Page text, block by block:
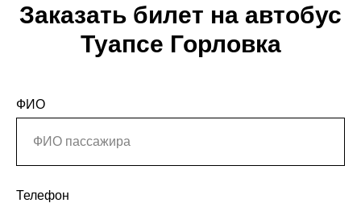
Заказать билет на автобус
Туапсе Горловка
ФИО
Телефон